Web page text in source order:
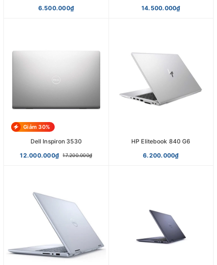
6.500.000₫
14.500.000₫
Giảm 30%
Dell Inspiron 3530
12.000.000₫
17.200.000₫
HP Elitebook 840 G6
6.200.000₫